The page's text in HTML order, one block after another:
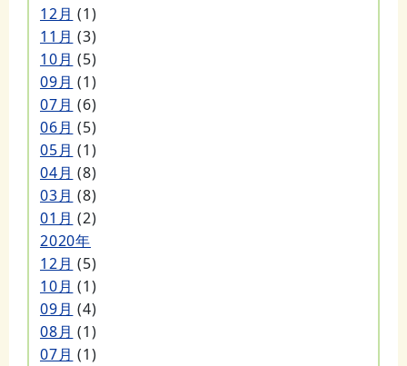
12月 (1)
11月 (3)
10月 (5)
09月 (1)
07月 (6)
06月 (5)
05月 (1)
04月 (8)
03月 (8)
01月 (2)
2020年
12月 (5)
10月 (1)
09月 (4)
08月 (1)
07月 (1)